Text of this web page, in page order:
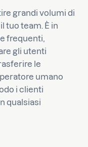
grandi volumi di
tuo team. È in
frequenti,
gli utenti
le
umano
i clienti
qualsiasi